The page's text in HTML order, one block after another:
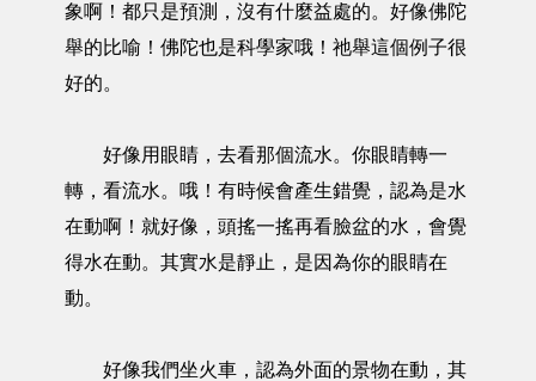
象啊！都只是預測，沒有什麼益處的。好像佛陀
舉的比喻！佛陀也是科學家哦！祂舉這個例子很
好的。
好像用眼睛，去看那個流水。你眼睛轉一
轉，看流水。哦！有時候會產生錯覺，認為是水
在動啊！就好像，頭搖一搖再看臉盆的水，會覺
得水在動。其實水是靜止，是因為你的眼睛在
動。
好像我們坐火車，認為外面的景物在動，其